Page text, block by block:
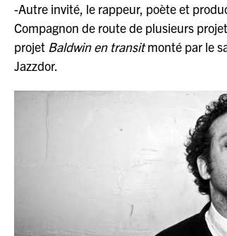
-Autre invité, le rappeur, poète et
Compagnon de route de plusieurs
projet Baldwin en transitmonté par le
Jazzdor.